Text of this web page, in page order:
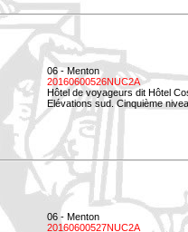
06 - Menton
20160600526NUC2A
Hôtel de voyageurs dit Hôtel
Elévations sud. Cinquième
06 - Menton
20160600527NUC2A